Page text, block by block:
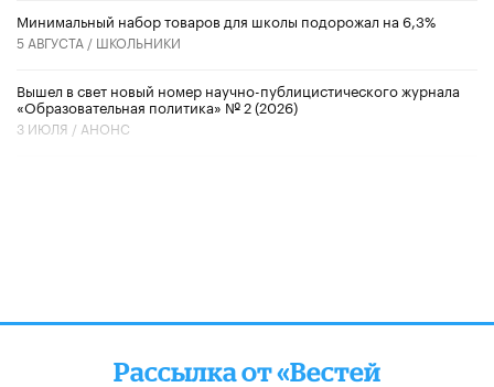
Минимальный набор товаров для школы подорожал на 6,3%
5 АВГУСТА / ШКОЛЬНИКИ
Вышел в свет новый номер научно-публицистического журнала
«Образовательная политика» № 2 (2026)
3 ИЮЛЯ / АНОНС
Рассылка от «Вестей